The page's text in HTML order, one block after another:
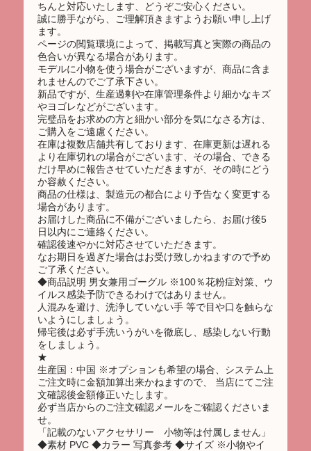
ちんと対応いたします、どうぞご安心ください。
誠に勝手ながら、ご理解頂きますようお願い申し上げ
ます。
ページの閲覧環境によって、掲載写真と実際の商品の
色合いが異なる場合があります。
モデルに小物を使う場合がございますが、商品に含ま
れませんのでご了承下さい。
新品ですが、生産過剰や在庫管理条件より細かなキズ
やヨゴレなどがございます。
完璧品をお求めの方と細かい部分を気になさる方は、
ご購入をご遠慮ください。
在庫は複数店舗共有しております、在庫更新は遅れる
より在庫切れの場合がございます、その場合、できる
だけ早めに報告させていただきますが、その時にどう
か容赦ください。
商品の仕様は、製造元の都合により予告なく変更する
場合があります。
お届けした商品に不備がございましたら、お届け後5
日以内にご連絡ください。
確認後速やかに対応させていただきます。
なお期日を過ぎた場合はお受け致しかねますので予め
ご了承ください。
◆商品説明 男女兼用ゴーグル ※100％花粉症対策、ウ
イルス感染予防できるわけではありません。
人混みを避け、洗浄していない手 等で目や口を触らな
いようにしましょう。
帰宅後は必ず手洗いうがいを徹底し、感染しない行動
をしましょう。
★
生産国：中国 ※オプションも希望の場合、システム上
ご注文時に金額加算出来かねますので、 当店にてご注
文確認後金額修正いたします。
必ず当店からのご注文確認メールをご確認くださいま
せ。
「記載のないアクセサリー 小物等は付属しません」
◆素材 PVC ◆カラー 写真参考 ◆サイズ ※小物やイ